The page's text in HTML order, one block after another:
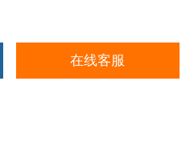
在线客服